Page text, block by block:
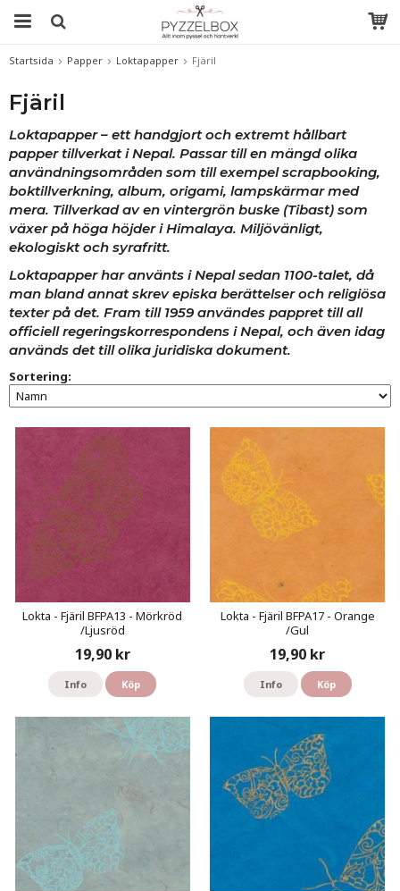
Startsida Papper Loktapapper Fjäril
Fjäril
Loktapapper – ett handgjort och extremt hållbart
papper tillverkat i Nepal. Passar till en mängd olika
användningsområden som till exempel scrapbooking,
boktillverkning, album, origami, lampskärmar med
mera. Tillverkad av en vintergrön buske (Tibast) som
växer på höga höjder i Himalaya. Miljövänligt,
ekologiskt och syrafritt.
Loktapapper har använts i Nepal sedan 1100-talet, då
man bland annat skrev episka berättelser och religiösa
texter på det. Fram till 1959 användes pappret till all
officiell regeringskorrespondens i Nepal, och även idag
används det till olika juridiska dokument.
Sortering:
Lokta - Fjäril BFPA13 - Mörkröd
/Ljusröd
19,90 kr
Info Köp
Lokta - Fjäril BFPA17 - Orange
/Gul
19,90 kr
Info Köp